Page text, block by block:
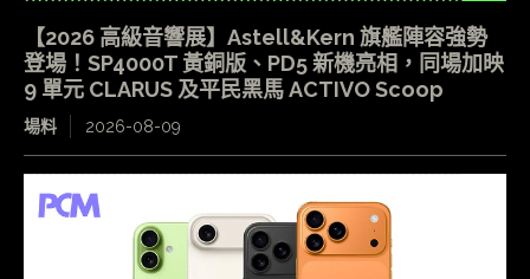
【2026 高級音響展】Astell&Kern 旗艦陣容強勢
登場！SP4000T 黃銅版、PD5 新機亮相，同場加映
9 單元 CLARUS 及平民黑馬 ACTIVO Scoop
場料 2026-08-09